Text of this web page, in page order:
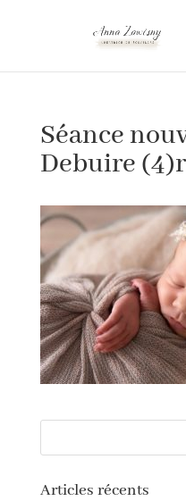
Séance
Debuire
Articles récents